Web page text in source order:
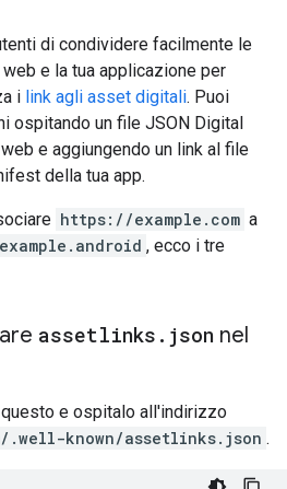
di condividere facilmente le
e la tua applicazione per
i link agli asset digitali. Puoi
ospitando un file JSON Digital
e aggiungendo un link al file
della tua app.
https://example.com a
, ecco i tre
assetlinks . json nel
e ospitalo all'indirizzo
.well-known/assetlinks.json .